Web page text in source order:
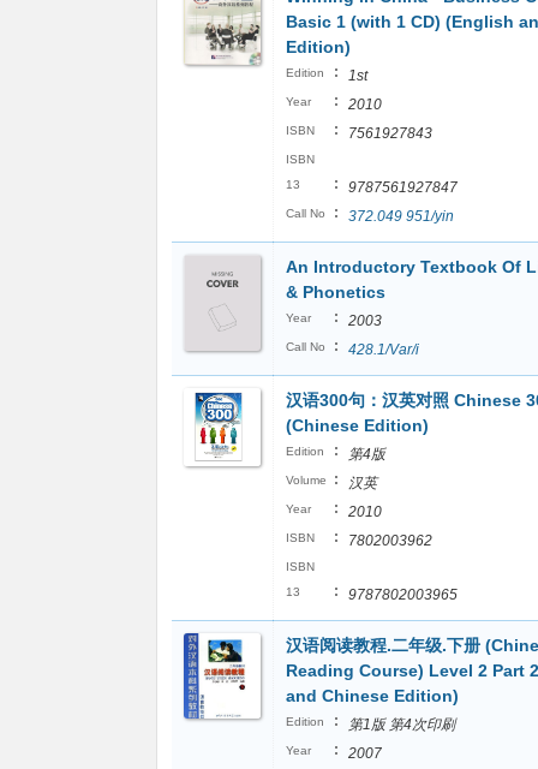
Basic 1 (with 1 CD) (English
Edition)
Edition : 1st
Year : 2010
ISBN : 7561927843
ISBN
13
: 9787561927847
Call No : 372.049 951/yin
An Introductory Textbook Of
& Phonetics
Year : 2003
Call No : 428.1/Var/i
汉语300句：汉英对照 Chinese
(Chinese Edition)
Edition : 第4版
Volume : 汉英
Year : 2010
ISBN : 7802003962
ISBN
13
: 9787802003965
汉语阅读教程.二年级.下册
Reading Course) Level 2 Part
and Chinese Edition)
Edition : 第1版 第4次印刷
Year : 2007